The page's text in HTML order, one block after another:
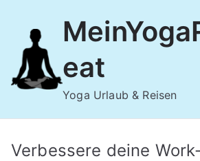
springen
eat
Yoga Urlaub & Reisen
Verbessere deine